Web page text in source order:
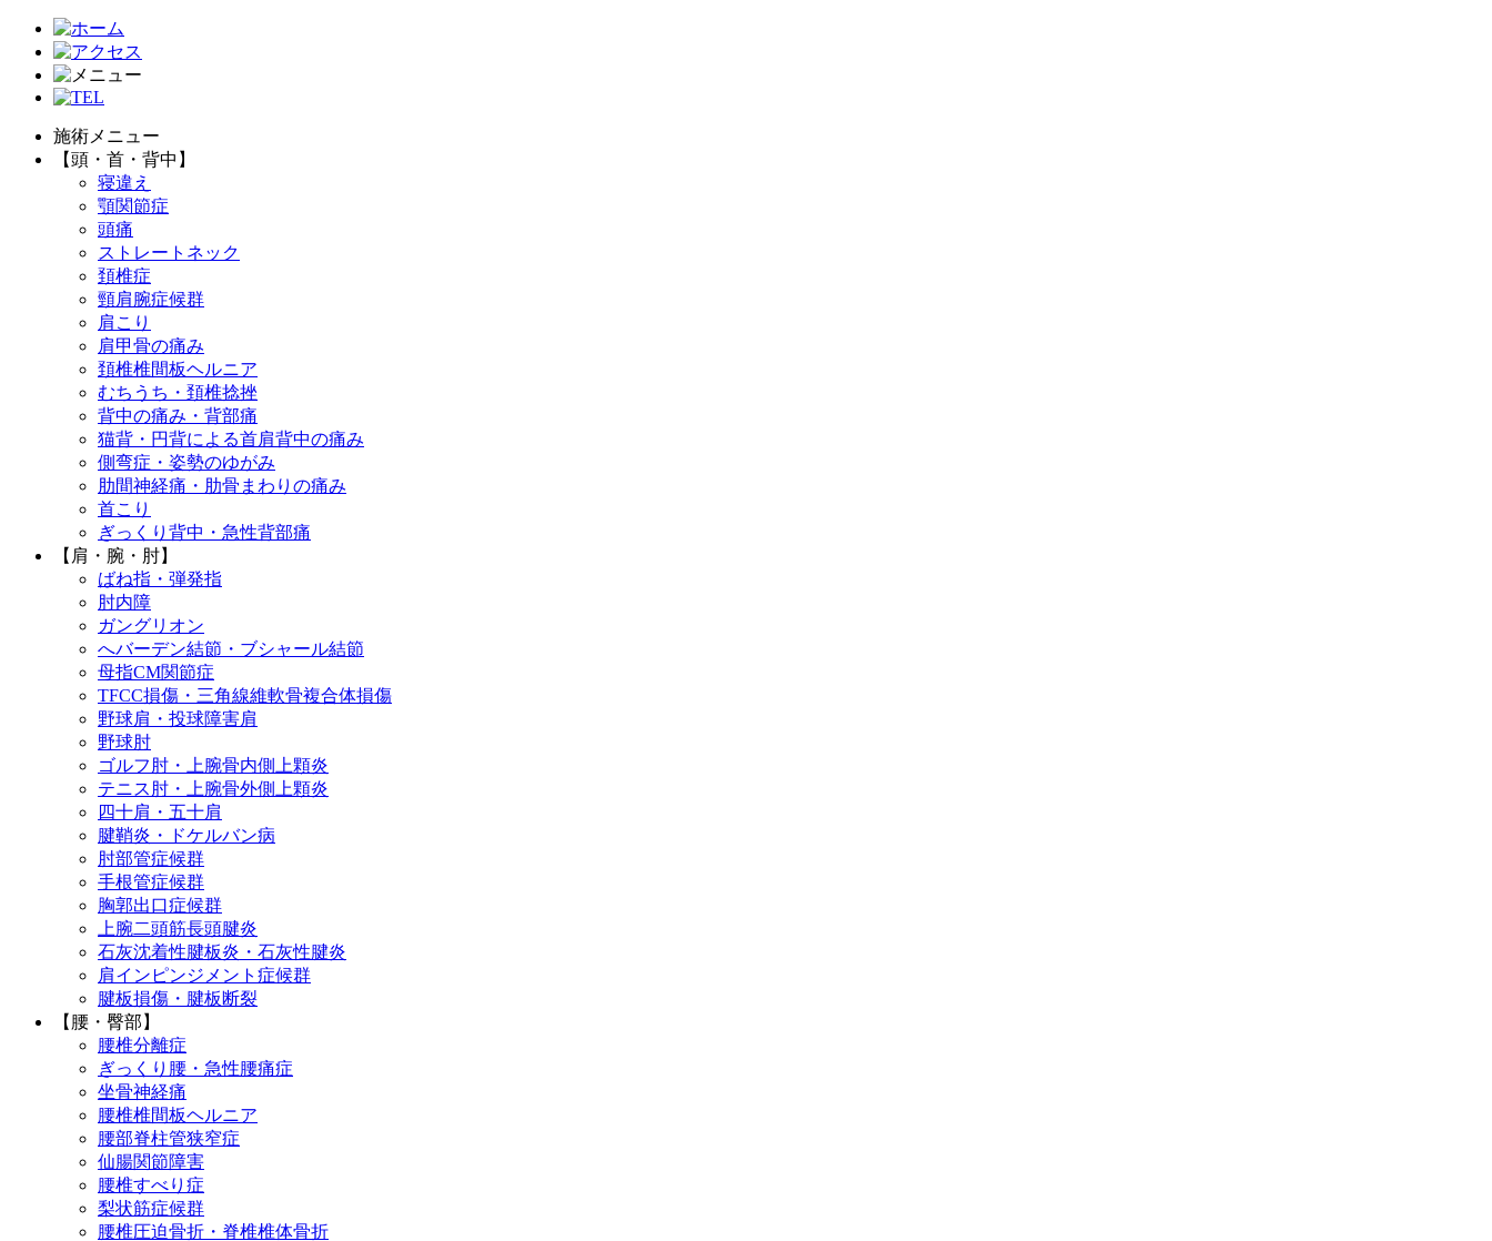
施術メニュー
【頭・首・背中】
寝違え
顎関節症
頭痛
ストレートネック
頚椎症
頸肩腕症候群
肩こり
肩甲骨の痛み
頚椎椎間板ヘルニア
むちうち・頚椎捻挫
背中の痛み・背部痛
猫背・円背による首肩背中の痛み
側弯症・姿勢のゆがみ
肋間神経痛・肋骨まわりの痛み
首こり
ぎっくり背中・急性背部痛
【肩・腕・肘】
ばね指・弾発指
肘内障
ガングリオン
へバーデン結節・ブシャール結節
母指CM関節症
TFCC損傷・三角線維軟骨複合体損傷
野球肩・投球障害肩
野球肘
ゴルフ肘・上腕骨内側上顆炎
テニス肘・上腕骨外側上顆炎
四十肩・五十肩
腱鞘炎・ドケルバン病
肘部管症候群
手根管症候群
胸郭出口症候群
上腕二頭筋長頭腱炎
石灰沈着性腱板炎・石灰性腱炎
肩インピンジメント症候群
腱板損傷・腱板断裂
【腰・臀部】
腰椎分離症
ぎっくり腰・急性腰痛症
坐骨神経痛
腰椎椎間板ヘルニア
腰部脊柱管狭窄症
仙腸関節障害
腰椎すべり症
梨状筋症候群
腰椎圧迫骨折・脊椎椎体骨折